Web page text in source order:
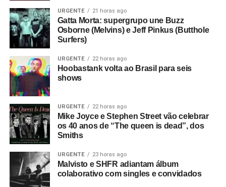
URGENTE 21 horas ago
Gatta Morta: supergrupo une Buzz
Osborne (Melvins) e Jeff Pinkus (Butthole
Surfers)
URGENTE 22 horas ago
Hoobastank volta ao Brasil para seis
shows
URGENTE 22 horas ago
Mike Joyce e Stephen Street vão celebrar
os 40 anos de “The queen is dead”, dos
Smiths
URGENTE 23 horas ago
Malvisto e SHFR adiantam álbum
colaborativo com singles e convidados